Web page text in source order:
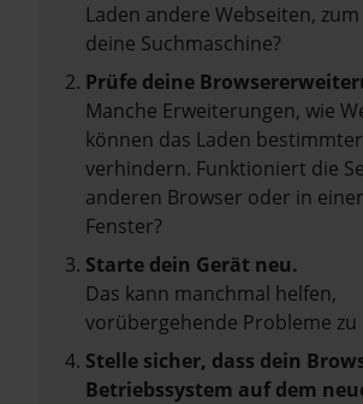
Laden andere Webseiten,
deine Suchmaschine?
Prüfe deine
Manche Erweiterungen, wie
können das Laden
verhindern. Funktioniert die
anderen Browser oder in
Fenster?
Starte dein Gerät neu.
Das kann manchmal helfen,
vorübergehende Probleme zu
Stelle sicher, dass dein
Betriebssystem auf dem